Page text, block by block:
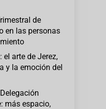
de
en las personas
el arte de Jerez,
y la emoción del
más espacio,